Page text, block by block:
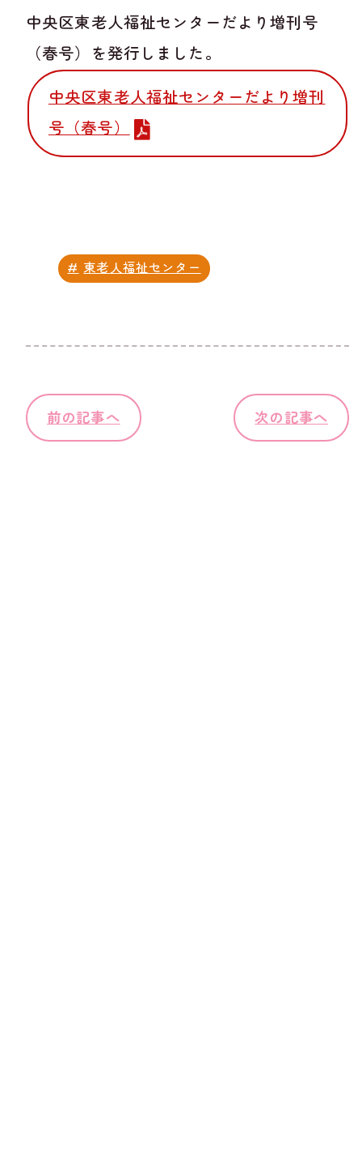
中央区東老人福祉センターだより増刊号
（春号）を発行しました。
中央区東老人福祉センターだより増刊
号（春号）
東老人福祉センター
前の記事へ 次の記事へ